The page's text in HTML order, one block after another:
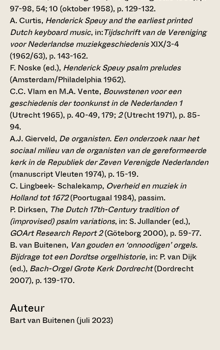
97-98, 54; 10 (oktober 1958), p. 129-132.
A. Curtis, Henderick Speuy and the earliest printed
Dutch keyboard music, in:Tijdschrift van de Vereniging
voor Nederlandse muziekgeschiedenisXIX/3-4
(1962/63), p. 143-162.
F. Noske (ed.), Henderick Speuy psalm preludes
(Amsterdam/Philadelphia 1962).
C.C. Vlam en M.A. Vente, Bouwstenen voor een
geschiedenis der toonkunst in de Nederlanden 1
(Utrecht 1965), p. 40-49, 179; 2(Utrecht 1971), p. 85-
94.
A.J. Gierveld, De organisten. Een onderzoek naar het
sociaal milieu van de organisten van de gereformeerde
kerk in de Republiek der Zeven Verenigde Nederlanden
(manuscript Vleuten 1974), p. 15-19.
C. Lingbeek- Schalekamp, Overheid en muziek in
Holland tot 1672(Poortugaal 1984), passim.
P. Dirksen, The Dutch 17th-Century tradition of
(improvised) psalm variations, in: S. Jullander (ed.),
GOArt Research Report 2(Göteborg 2000), p. 59-77.
B. van Buitenen, Van gouden en ‘onnoodigen’ orgels.
Bijdrage tot een Dordtse orgelhistorie, in: P. van Dijk
(ed.), Bach-Orgel Grote Kerk Dordrecht(Dordrecht
2007), p. 139-170.
Auteur
Bart van Buitenen (juli 2023)